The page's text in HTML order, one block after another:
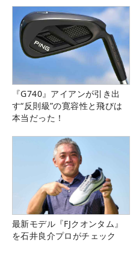
『G740』アイアンが引き出
す“反則級”の寛容性と飛びは
本当だった！
最新モデル『FJクオンタム』
を石井良介プロがチェック